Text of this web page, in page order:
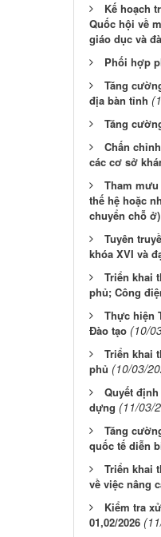
Kế hoạch
Quốc hội về
giáo dục và
Phối hợp
Tăng
địa bàn tỉnh
Tăng
Chấn
các cơ sở
Tham
thế hệ hoặc
chuyển chỗ ở)
Tuyên
khóa XVI và
Triển khai
phủ; Công
Thực hiện
Đào tạo (10/
Triển khai
phủ (10/03/
Quyết
dựng (11/03/
Tăng
quốc tế diễn
Triển khai
về việc nâng
Kiểm tra
01,02/2026